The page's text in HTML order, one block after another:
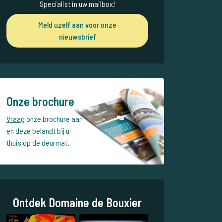
Specialist in uw mailbox!
Meld uzelf aan voor onze
nieuwsbrief
Onze brochure
Vraag onze brochure aan
en deze belandt bij u
thuis op de deurmat.
Ontdek Domaine de Bouxier